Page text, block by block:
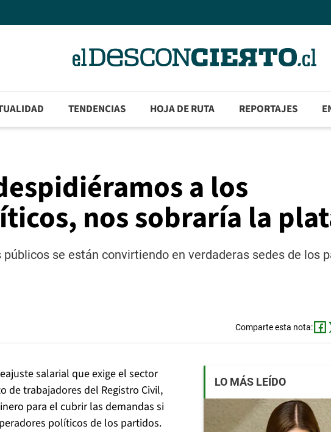
TENDENCIAS HOJA DE RUTA REPORTAJES
a los
nos sobraría la
se están convirtiendo en verdaderas sedes de los
Comparte esta nota:
salarial que exige el sector
de trabajadores del Registro Civil,
para el cubrir las demandas si
políticos de los partidos.
LO MÁS LEÍDO